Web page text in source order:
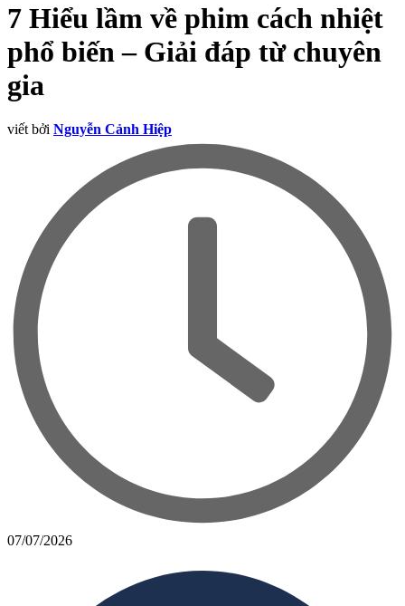
7 Hiểu lầm về phim cách nhiệt
phổ biến – Giải đáp từ chuyên
gia
viết bởi Nguyễn Cảnh Hiệp
07/07/2026